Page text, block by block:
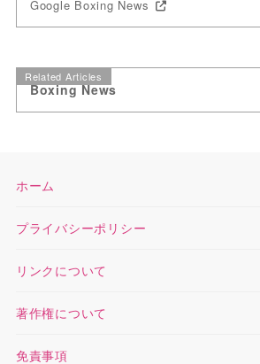
Google Boxing News
Related Articles
Boxing News
ホーム
プライバシーポリシー
リンクについて
著作権について
免責事項